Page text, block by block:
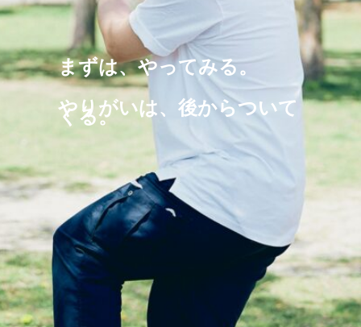
まずは、やってみる。
やりがいは、後からついて
くる。